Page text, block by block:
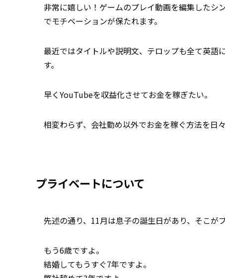
非常に嬉しい！ゲームのプレイ動画を編集したシ
でモチベーションが保たれます。
最近ではタイトルや説明文、テロップも全て英語
す。
早くYouTubeを収益化させてお金を稼ぎたい。
相変わらず、会社勤め以外でお金を稼ぐ方法を日
プライベートについて
先述の通り、11月は息子の誕生日があり、そこが
もう6歳ですよ。
結婚してもうすぐ7年ですよ。